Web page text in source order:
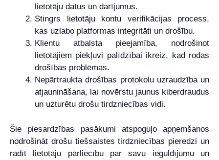
lietotāju datus un darījumus.
Stingrs lietotāju kontu verifikācijas process,
kas uzlabo platformas integritāti un drošību.
Klientu atbalsta pieejamība, nodrošinot
lietotājiem piekļuvi palīdzībai ikreiz, kad rodas
drošības problēmas.
Nepārtraukta drošības protokolu uzraudzība un
atjaunināšana, lai novērstu jaunus kiberdraudus
un uzturētu drošu tirdzniecības vidi.
Šie piesardzības pasākumi atspoguļo apņemšanos
nodrošināt drošu tiešsaistes tirdzniecības pieredzi un
radīt lietotāju pārliecību par savu ieguldījumu un